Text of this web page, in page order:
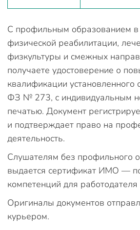
С профильным образованием в
физической реабилитации,
физкультуры и смежных
получаете удостоверение о
квалификации установленного
ФЗ № 273, с индивидуальным
печатью. Документ
и подтверждает право на
деятельность.
Слушателям без профильного
выдается сертификат ИМО —
компетенций для работодателя
Оригиналы документов
курьером.